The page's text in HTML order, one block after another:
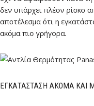
δεν υπάρχει πλέον ρίσκο
αποτέλεσμα ότι η
ακόμα πιο γρήγορα.
ΕΓΚΑΤΆΣΤΑΣΗ ΑΚΌΜΑ ΚΑΙ